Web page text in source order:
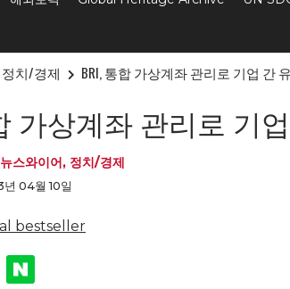
정치/경제 BRI, 통합 가상계좌 관리로 기업 간
가상계좌 관리로 기
스와이어, 정치/경제
04월 10일
bestseller